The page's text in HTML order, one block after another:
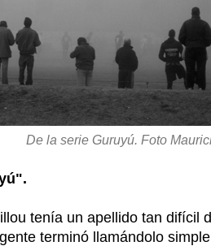
De la serie Guruyú. Foto
tenía un apellido tan difícil
terminó llamándolo